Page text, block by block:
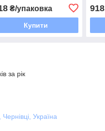
₴/упаковка
Купити
918
за рік
Україна